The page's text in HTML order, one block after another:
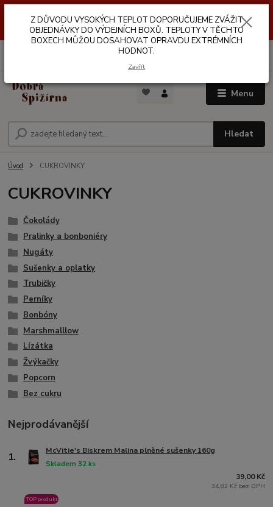
VÝDEJNÍCH BOXŮ. TEPLOTA V TĚCHTO BOXECH MŮŽE DOSAHOVAT
OPRAVDU EXTRÉMNÍCH HODNOT.
Menu
Hledat
Úvod CUKROVINKY
CUKROVINKY
Čokolády
Pralinky a bonboniéry
Nugáty
Sušenky a oplatky
Trubičky
Perníky
Bonbóny
Marshmalllow
Lízátka
Žvýkačky
Popcorn
Bez cukru
Nejprodávanější
1. McVitie's Biskrem Malina plněné sušenky 160g
Skladem 32 ks
TOP produkt
39,00 Kč
34,82 Kč bez DPH
Z DŮVODU VYSOKÝCH TEPLOT DOPORUČUJEME ZVÁŽIT
OBJEDNÁVKY DO VÝDEJNÍCH BOXŮ. TEPLOTY V TĚCHTO
BOXECH MŮŽOU DOSAHOVAT OPRAVDU EXTRÉMNÍCH
HODNOT.
Zavřít